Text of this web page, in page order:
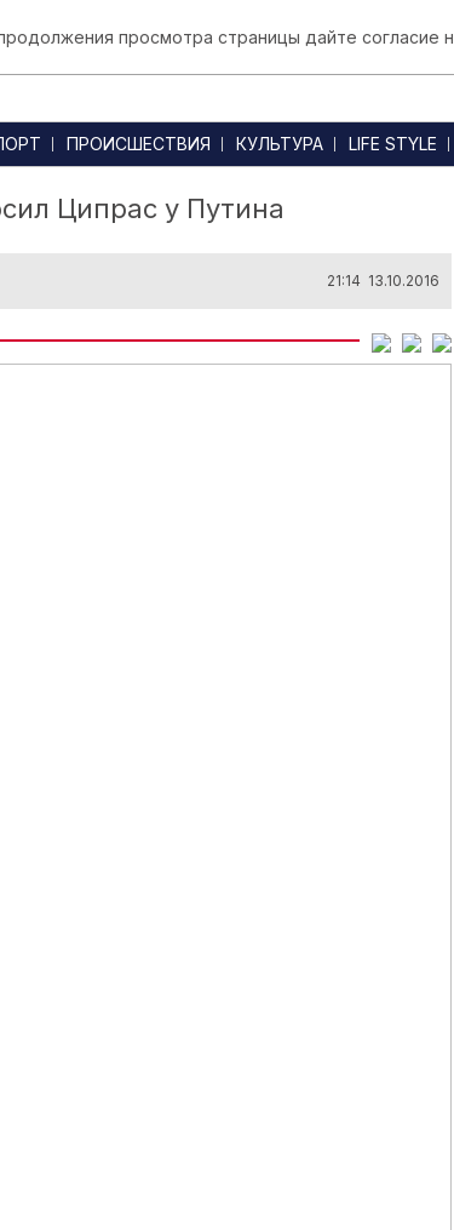
ПРОИСШЕСТВИЯ КУЛЬТУРА LIFE STYLE
Ципрас у Путина
21:14 13.10.2016
просмотра страницы дайте согласие